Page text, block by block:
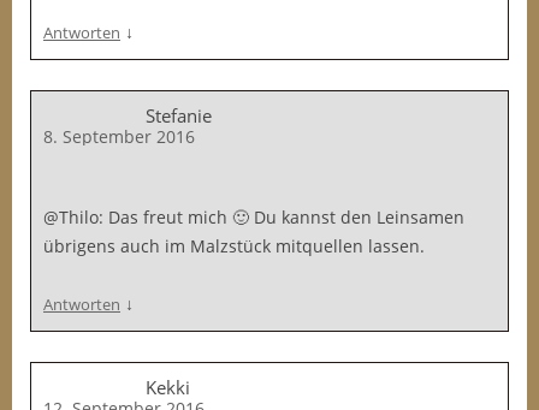
Antworten ↓
Stefanie
8. September 2016
@Thilo: Das freut mich 🙂 Du kannst den Leinsamen
übrigens auch im Malzstück mitquellen lassen.
Antworten ↓
Kekki